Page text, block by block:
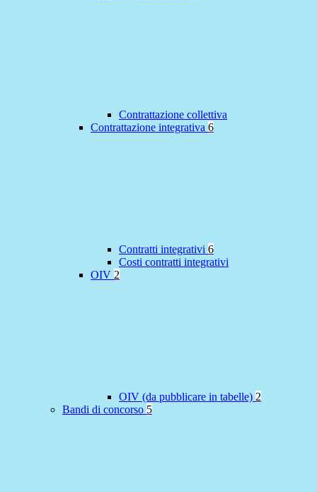
Contrattazione collettiva
Contrattazione integrativa 6
Contratti integrativi 6
Costi contratti integrativi
OIV 2
OIV (da pubblicare in tabelle) 2
Bandi di concorso 5